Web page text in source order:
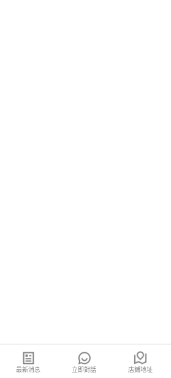
最新消息 立即對話 店鋪地址